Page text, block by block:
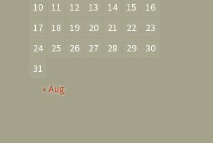
10
11 12 13 14 15
16
17
18 19 20 21 22
23
24
25 26 27 28 29
30
31
« Aug.